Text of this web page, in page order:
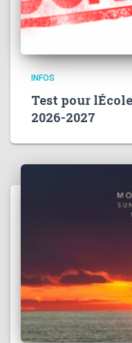
INFOS
Test pour
2026-2027